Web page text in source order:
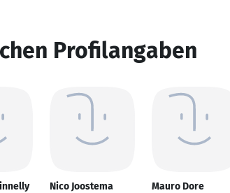
Profilangaben
Nico Joostema Mauro Dore